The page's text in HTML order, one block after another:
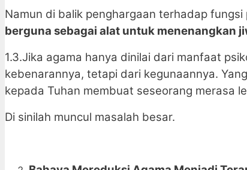
Namun di balik penghargaan terhadap
berguna sebagai alat untuk menenangkan
1.3.Jika agama hanya dinilai dari manfaat
kebenarannya, tetapi dari kegunaannya.
kepada Tuhan membuat seseorang merasa
Di sinilah muncul masalah besar.